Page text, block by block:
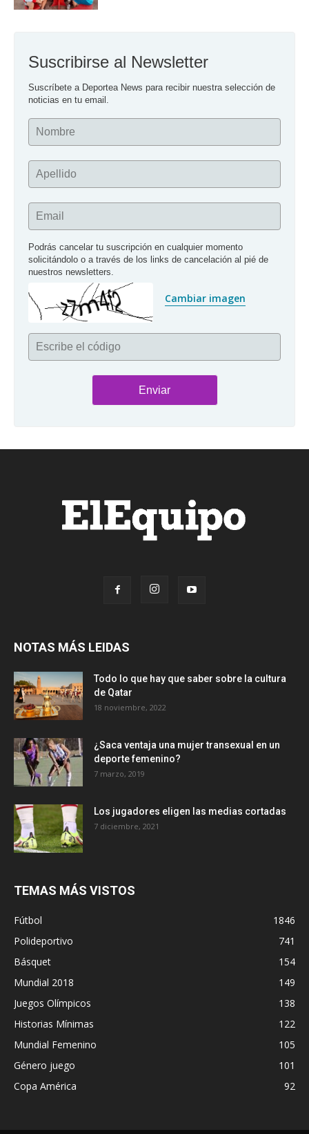
Suscribirse al Newsletter
Suscríbete a Deportea News para recibir nuestra selección de
noticias en tu email.
Nombre
Apellido
Email
Podrás cancelar tu suscripción en cualquier momento
solicitándolo o a través de los links de cancelación al pié de
nuestros newsletters.
Cambiar imagen
Escribe el código
NOTAS MÁS LEIDAS
Todo lo que hay que saber sobre la cultura
de Qatar
18 noviembre, 2022
¿Saca ventaja una mujer transexual en un
deporte femenino?
7 marzo, 2019
Los jugadores eligen las medias cortadas
7 diciembre, 2021
TEMAS MÁS VISTOS
Fútbol
1846
Polideportivo
741
Básquet
154
Mundial 2018
149
Juegos Olímpicos
138
Historias Mínimas
122
Mundial Femenino
105
Género juego
101
Copa América
92